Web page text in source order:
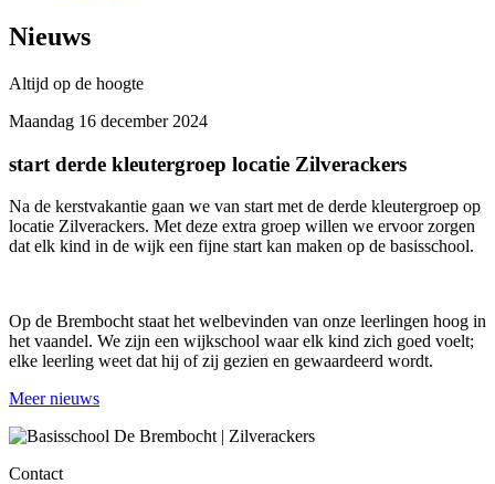
Nieuws
Altijd op de hoogte
Maandag 16 december 2024
start derde kleutergroep locatie Zilverackers
Na de kerstvakantie gaan we van start met de derde kleutergroep op
locatie Zilverackers. Met deze extra groep willen we ervoor zorgen
dat elk kind in de wijk een fijne start kan maken op de basisschool.
Op de Brembocht staat het welbevinden van onze leerlingen hoog in
het vaandel. We zijn een wijkschool waar elk kind zich goed voelt;
elke leerling weet dat hij of zij gezien en gewaardeerd wordt.
Meer nieuws
Contact